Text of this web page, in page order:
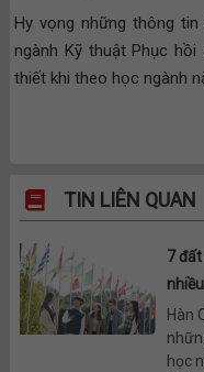
Hy vọng những thông
ngành Kỹ thuật Phục
thiết khi theo học ngành
TIN LIÊN QUAN
7
Hàn
học